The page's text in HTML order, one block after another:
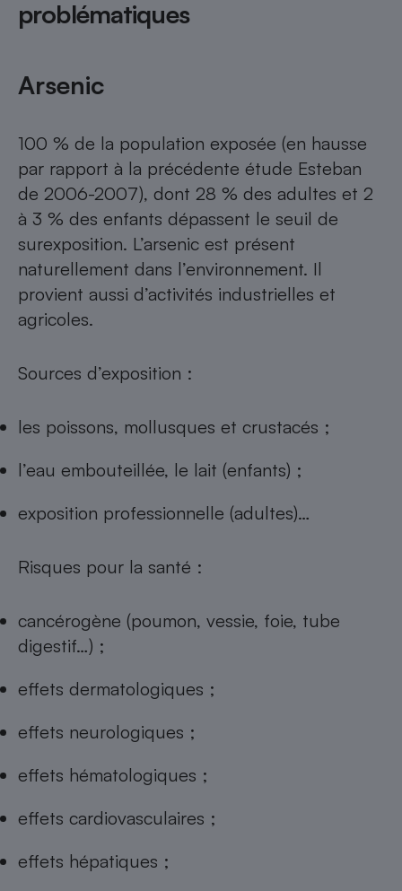
problématiques
Arsenic
100 % de la population exposée (en hausse
par rapport à la précédente étude Esteban
de 2006-2007), dont 28 % des adultes et 2
à 3 % des enfants dépassent le seuil de
surexposition. L’arsenic est présent
naturellement dans l’environnement. Il
provient aussi d’activités industrielles et
agricoles.
Sources d’exposition :
les poissons, mollusques et crustacés ;
l’eau embouteillée, le lait (enfants) ;
exposition professionnelle (adultes)…
Risques pour la santé :
cancérogène (poumon, vessie, foie, tube
digestif…) ;
effets dermatologiques ;
effets neurologiques ;
effets hématologiques ;
effets cardiovasculaires ;
effets hépatiques ;